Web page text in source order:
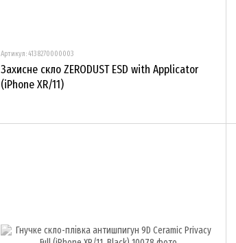
Артикул: 4138270000003
Захисне скло ZERODUST ESD with Applicator
(iPhone XR/11)